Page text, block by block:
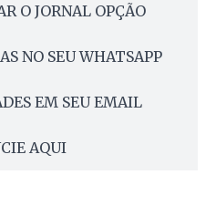
O JORNAL OPÇÃO
NO SEU WHATSAPP
EM SEU EMAIL
AQUI